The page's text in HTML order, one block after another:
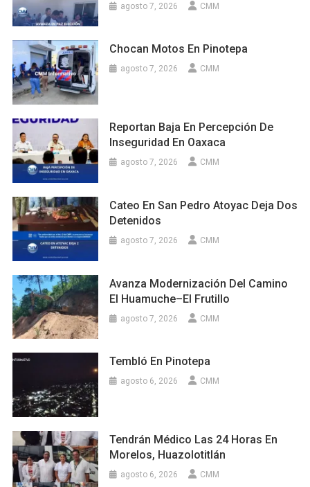
agosto 7, 2026 CMM
Chocan Motos En Pinotepa
agosto 7, 2026 CMM
Reportan Baja En Percepción De
Inseguridad En Oaxaca
agosto 7, 2026 CMM
Cateo En San Pedro Atoyac Deja Dos
Detenidos
agosto 7, 2026 CMM
Avanza Modernización Del Camino
El Huamuche–El Frutillo
agosto 7, 2026 CMM
Tembló En Pinotepa
agosto 6, 2026 CMM
Tendrán Médico Las 24 Horas En
Morelos, Huazolotitlán
agosto 6, 2026 CMM